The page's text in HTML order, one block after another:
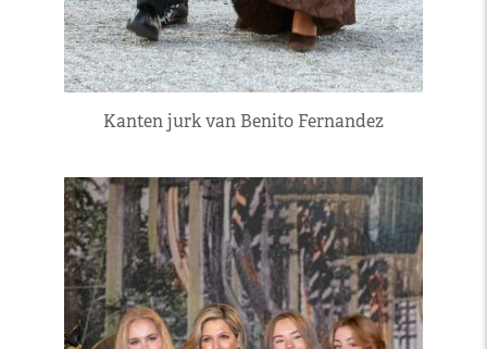
Kanten jurk van Benito Fernandez